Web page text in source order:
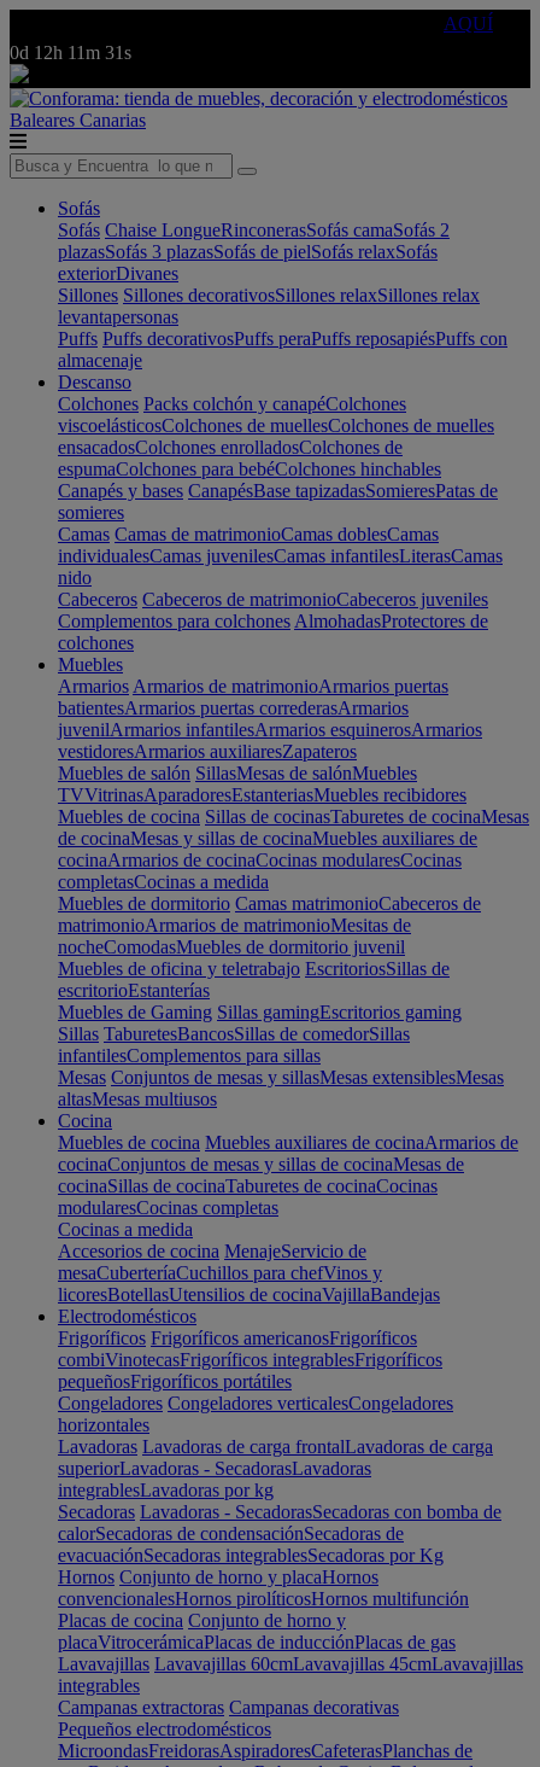
AQUÍ
0d 12h 11m 31s
Baleares Canarias
Sofás
Sofás Chaise LongueRinconerasSofás camaSofás 2
plazasSofás 3 plazasSofás de pielSofás relaxSofás
exteriorDivanes
Sillones Sillones decorativosSillones relaxSillones relax
levantapersonas
Puffs Puffs decorativosPuffs peraPuffs reposapiésPuffs con
almacenaje
Descanso
Colchones Packs colchón y canapéColchones
viscoelásticosColchones de muellesColchones de muelles
ensacadosColchones enrolladosColchones de
espumaColchones para bebéColchones hinchables
Canapés y bases CanapésBase tapizadasSomieresPatas de
somieres
Camas Camas de matrimonioCamas doblesCamas
individualesCamas juvenilesCamas infantilesLiterasCamas
nido
Cabeceros Cabeceros de matrimonioCabeceros juveniles
Complementos para colchones AlmohadasProtectores de
colchones
Muebles
Armarios Armarios de matrimonioArmarios puertas
batientesArmarios puertas correderasArmarios
juvenilArmarios infantilesArmarios esquinerosArmarios
vestidoresArmarios auxiliaresZapateros
Muebles de salón SillasMesas de salónMuebles
TVVitrinasAparadoresEstanteriasMuebles recibidores
Muebles de cocina Sillas de cocinasTaburetes de cocinaMesas
de cocinaMesas y sillas de cocinaMuebles auxiliares de
cocinaArmarios de cocinaCocinas modularesCocinas
completasCocinas a medida
Muebles de dormitorio Camas matrimonioCabeceros de
matrimonioArmarios de matrimonioMesitas de
nocheComodasMuebles de dormitorio juvenil
Muebles de oficina y teletrabajo EscritoriosSillas de
escritorioEstanterías
Muebles de Gaming Sillas gamingEscritorios gaming
Sillas TaburetesBancosSillas de comedorSillas
infantilesComplementos para sillas
Mesas Conjuntos de mesas y sillasMesas extensiblesMesas
altasMesas multiusos
Cocina
Muebles de cocina Muebles auxiliares de cocinaArmarios de
cocinaConjuntos de mesas y sillas de cocinaMesas de
cocinaSillas de cocinaTaburetes de cocinaCocinas
modularesCocinas completas
Cocinas a medida
Accesorios de cocina MenajeServicio de
mesaCuberteríaCuchillos para chefVinos y
licoresBotellasUtensilios de cocinaVajillaBandejas
Electrodomésticos
Frigoríficos Frigoríficos americanosFrigoríficos
combiVinotecasFrigoríficos integrablesFrigoríficos
pequeñosFrigoríficos portátiles
Congeladores Congeladores verticalesCongeladores
horizontales
Lavadoras Lavadoras de carga frontalLavadoras de carga
superiorLavadoras - SecadorasLavadoras
integrablesLavadoras por kg
Secadoras Lavadoras - SecadorasSecadoras con bomba de
calorSecadoras de condensaciónSecadoras de
evacuaciónSecadoras integrablesSecadoras por Kg
Hornos Conjunto de horno y placaHornos
convencionalesHornos pirolíticosHornos multifunción
Placas de cocina Conjunto de horno y
placaVitrocerámicaPlacas de inducciónPlacas de gas
Lavavajillas Lavavajillas 60cmLavavajillas 45cmLavavajillas
integrables
Campanas extractoras Campanas decorativas
Pequeños electrodomésticos
MicroondasFreidorasAspiradoresCafeterasPlanchas de